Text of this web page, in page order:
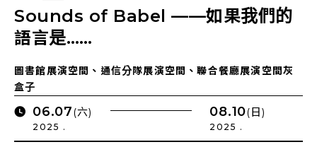
Sounds of Babel ——如果我們的
語言是……
圖書館展演空間、通信分隊展演空間、聯合餐廳展演空間灰
盒子
06.07(六)
2025 .
08.10(日)
2025 .